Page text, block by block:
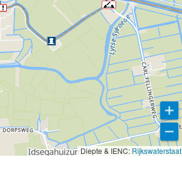
Diepte & IENC: Rijkswaterstaat